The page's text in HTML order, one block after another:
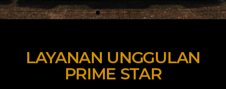
INDONESIA
Menyediakan layanan event yang berkualitas tinggi
LAYANAN UNGGULAN
PRIME STAR